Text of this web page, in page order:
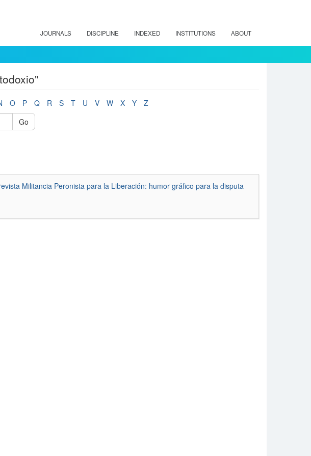
JOURNALS DISCIPLINE INDEXED INSTITUTIONS ABOUT
O P Q R S T U V W X Y
Z
Go
Militancia Peronista para la Liberación: humor gráfico para la disputa